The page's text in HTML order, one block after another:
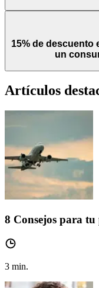
15% de descuento
un
Artículos
8 Consejos para tu
3 min.